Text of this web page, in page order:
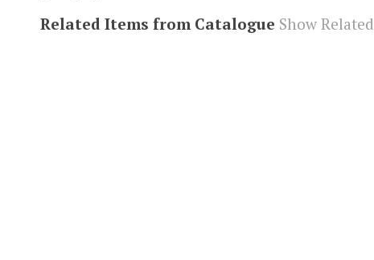
Related Items from Catalogue Show Related